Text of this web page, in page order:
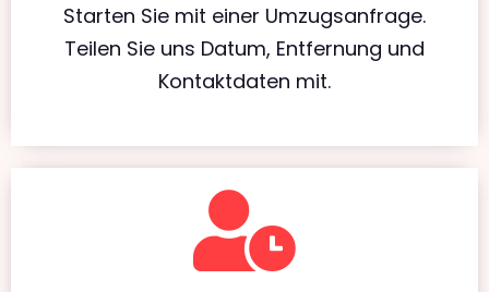
Starten Sie mit einer Umzugsanfrage.
Teilen Sie uns Datum, Entfernung und
Kontaktdaten mit.